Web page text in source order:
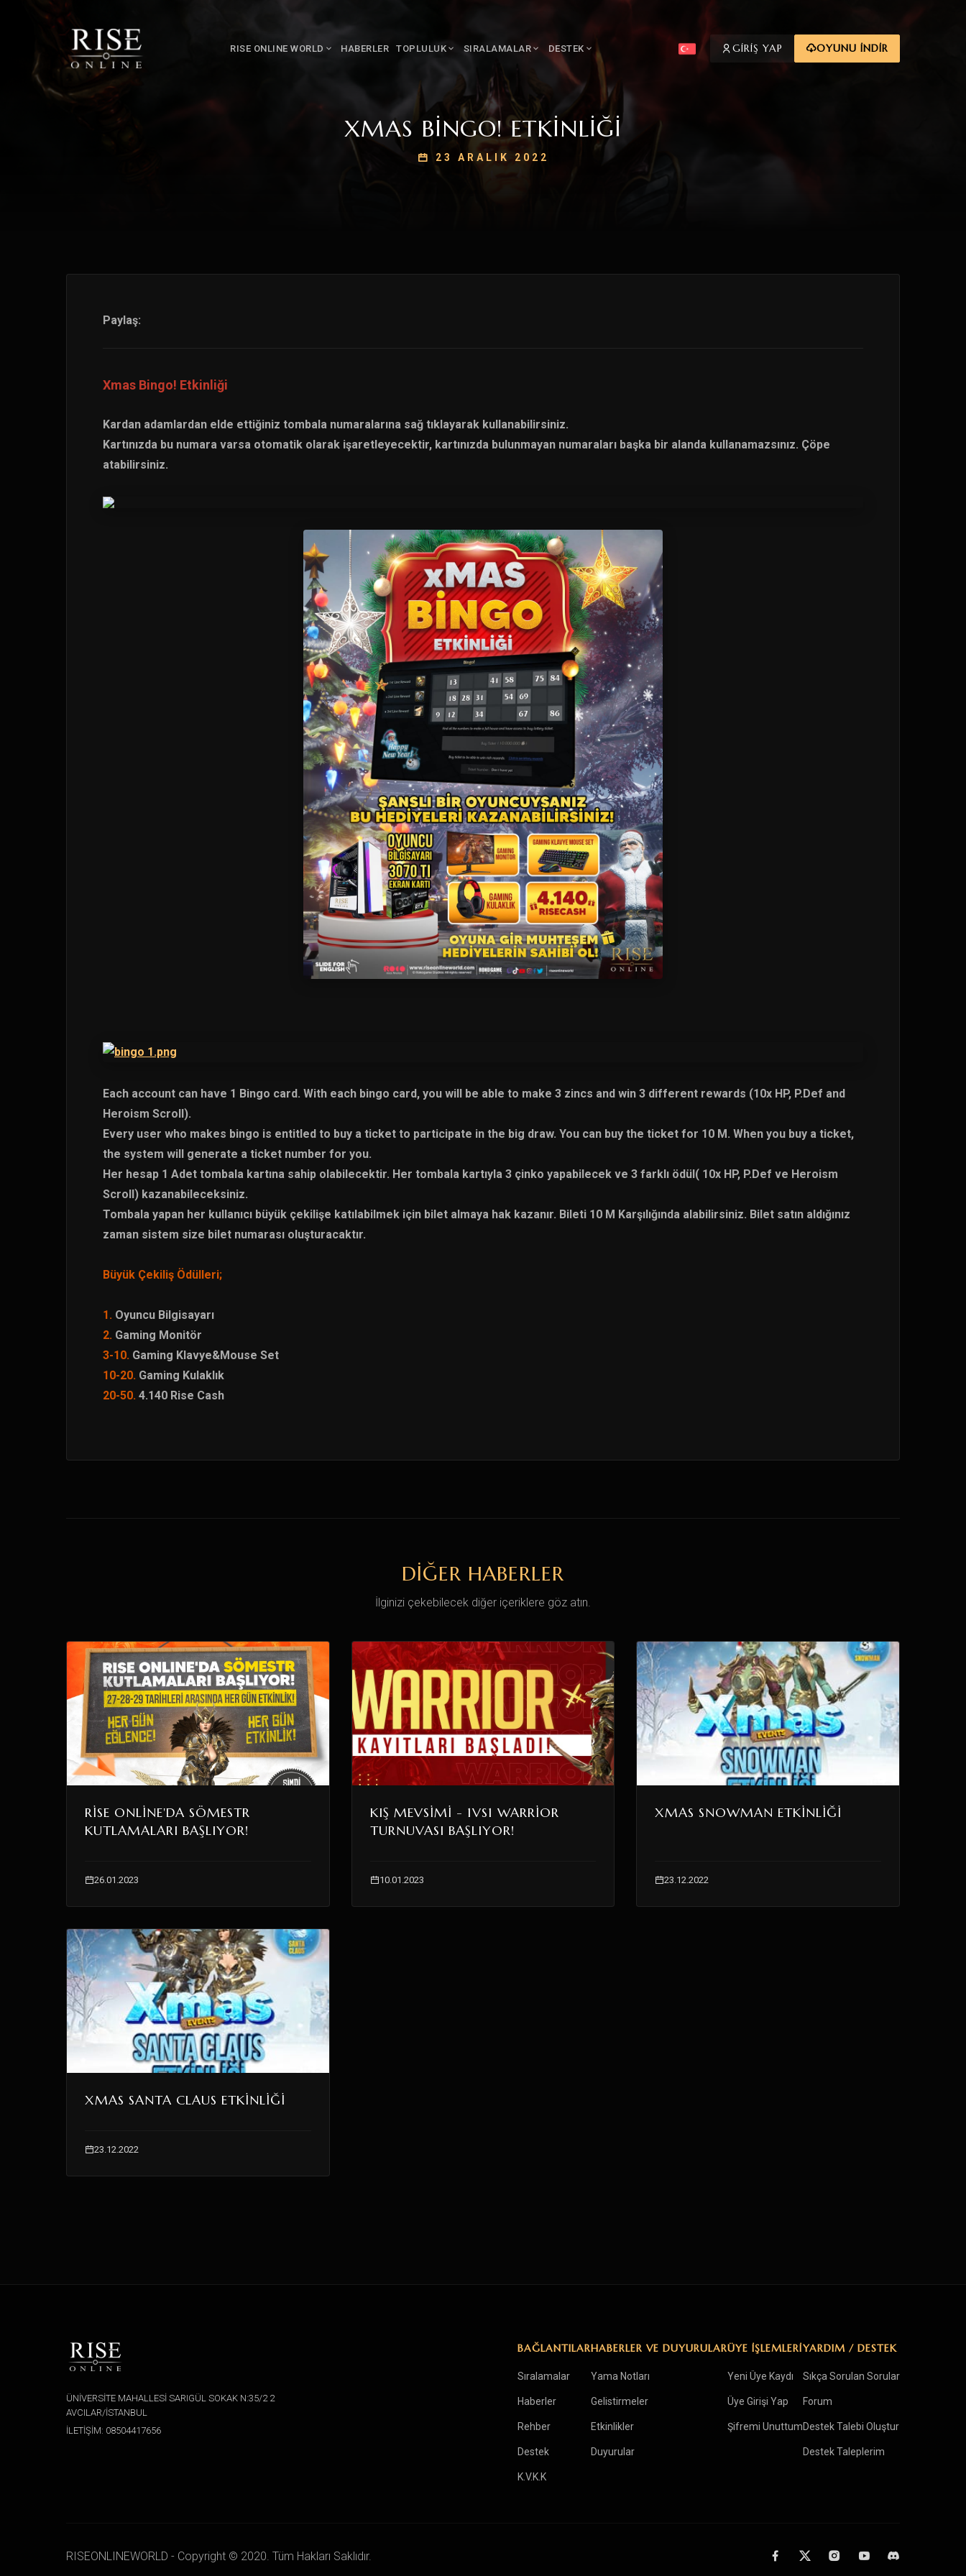
RISE ONLINE WORLD HABERLER TOPLULUK SIRALAMALAR DESTEK GİRİŞ YAP OYUNU İNDİR
XMAS BINGO! ETKINLIĞI
23 ARALIK 2022
Paylaş:
Xmas Bingo! Etkinliği
Kardan adamlardan elde ettiğiniz tombala numaralarına sağ tıklayarak kullanabilirsiniz.
Kartınızda bu numara varsa otomatik olarak işaretleyecektir, kartınızda bulunmayan numaraları başka bir alanda kullanamazsınız. Çöpe
atabilirsiniz.
Each account can have 1 Bingo card. With each bingo card, you will be able to make 3 zincs and win 3 different rewards (10x HP, P.Def and
Heroism Scroll).
Every user who makes bingo is entitled to buy a ticket to participate in the big draw. You can buy the ticket for 10 M. When you buy a ticket,
the system will generate a ticket number for you.
Her hesap 1 Adet tombala kartına sahip olabilecektir. Her tombala kartıyla 3 çinko yapabilecek ve 3 farklı ödül( 10x HP, P.Def ve Heroism
Scroll) kazanabileceksiniz.
Tombala yapan her kullanıcı büyük çekilişe katılabilmek için bilet almaya hak kazanır. Bileti 10 M Karşılığında alabilirsiniz. Bilet satın aldığınız
zaman sistem size bilet numarası oluşturacaktır.
Büyük Çekiliş Ödülleri;
1. Oyuncu Bilgisayarı
2. Gaming Monitör
3-10. Gaming Klavye&Mouse Set
10-20. Gaming Kulaklık
20-50. 4.140 Rise Cash
DIĞER HABERLER
İlginizi çekebilecek diğer içeriklere göz atın.
RISE ONLINE'DA SÖMESTR
KUTLAMALARI BAŞLIYOR!
26.01.2023
KIŞ MEVSIMI - 1VS1 WARRIOR
TURNUVASI BAŞLIYOR!
10.01.2023
XMAS SNOWMAN ETKINLIĞI
23.12.2022
XMAS SANTA CLAUS ETKINLIĞI
23.12.2022
ÜNİVERSİTE MAHALLESİ SARIGÜL SOKAK N:35/2 2
AVCILAR/İSTANBUL
İLETİŞİM: 08504417656
BAĞLANTILAR
Sıralamalar
Haberler
Rehber
Destek
K.V.K.K
HABERLER VE DUYURULAR
Yama Notları
Gelistirmeler
Etkinlikler
Duyurular
ÜYE İŞLEMLERİ
Yeni Üye Kaydı
Üye Girişi Yap
Şifremi Unuttum
YARDIM / DESTEK
Sıkça Sorulan Sorular
Forum
Destek Talebi Oluştur
Destek Taleplerim
RISEONLINEWORLD - Copyright © 2020. Tüm Hakları Saklıdır.